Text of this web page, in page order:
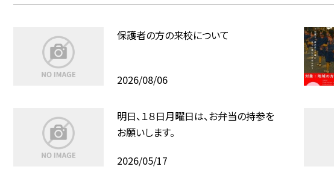
保護者の方の来校について
2026/08/06
明日、１８日月曜日は、お弁当の持参を
お願いします。
2026/05/17